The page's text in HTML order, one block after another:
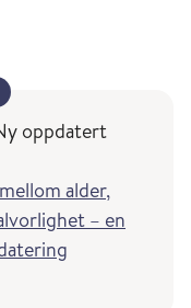
oppdatert
alder,
– en